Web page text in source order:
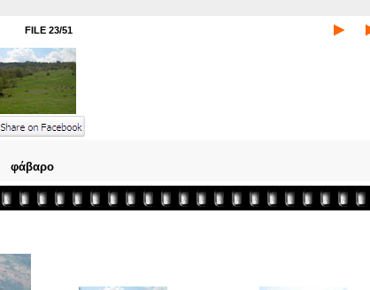
FILE 23/51
φάβαρο